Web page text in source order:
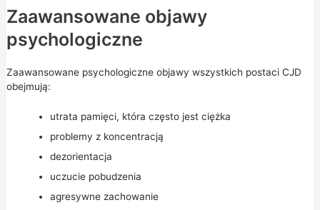
Zaawansowane objawy
psychologiczne
Zaawansowane psychologiczne objawy wszystkich postaci CJD
obejmują:
utrata pamięci, która często jest ciężka
problemy z koncentracją
dezorientacja
uczucie pobudzenia
agresywne zachowanie